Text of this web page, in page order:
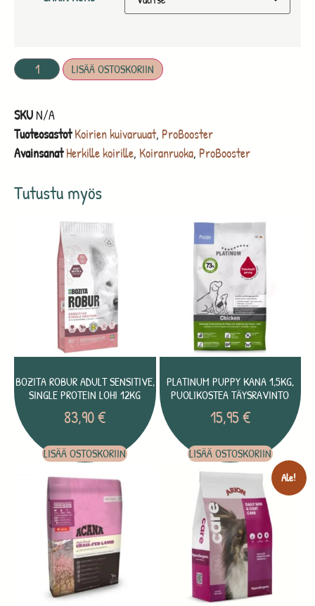
Tutustu myös
BOZITA ROBUR ADULT SENSITIVE,
SINGLE PROTEIN LOHI 12KG
83,90€
LISÄÄ OSTOSKORIIN
PLATINUM PUPPY KANA 1,5KG,
PUOLIKOSTEA TÄYSRAVINTO
15,95€
LISÄÄ OSTOSKORIIN
Ale!
LISÄÄ OSTOSKORIIN
SKUN/A
Tuoteosastot Koirien kuivaruuat, ProBooster
Avainsanat Herkille koirille, Koiranruoka, ProBooster